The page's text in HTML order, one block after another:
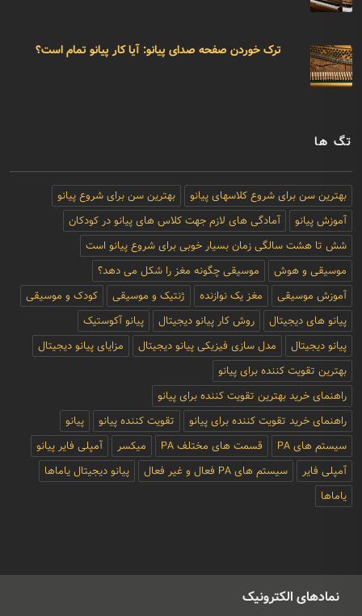
ترک خوردن صفحه صدای پیانو: آیا کار پیانو تمام است؟
تگ ها
بهترین سن برای شروع کلاسهای پیانو
بهترین سن برای شروع پیانو
آموزش پیانو
آمادگی های لازم جهت کلاس های پیانو در کودکان
شش تا هشت سالگی زمان بسیار خوبی برای شروع پیانو است
موسیقی و هوش
موسیقی چگونه مغز را شکل می دهد؟
آموزش موسیقی
مغز یک نوازنده ژنتیک و موسیقی
کودک و موسیقی
پیانو های دیجیتال
روش کار پیانو دیجیتال
پیانو آکوستیک
پیانو دیجیتال
مدل سازی فیزیکی پیانو دیجیتال
مزایای پیانو دیجیتال
بهترین تقویت کننده برای پیانو
راهنمای خرید بهترین تقویت کننده برای پیانو
راهنمای خرید تقویت کننده برای پیانو
تقویت کننده پیانو
پیانو
سیستم های PA
قسمت های مختلف PA میکسر
آمپلی فایر پیانو
آمپلی فایر
سیستم های PA فعال و غیر فعال
پیانو دیجیتال یاماها
یاماها
نمادهای الکترونیک